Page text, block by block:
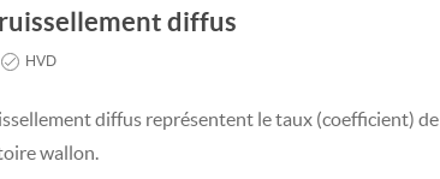
ruissellement diffus
HVD
diffus représentent le taux (coefficient) de
wallon.